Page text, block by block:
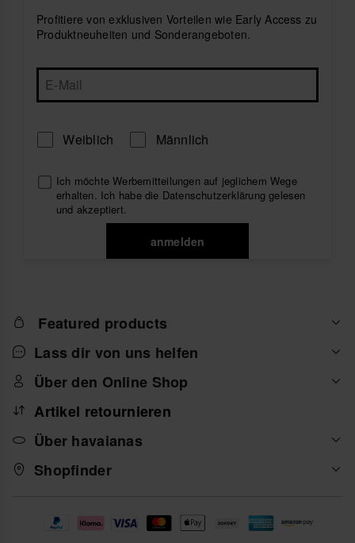
Havaianas-Spirit.
Erkunde die Boardshorts für Herren von Havaianas
Komfort.
Profitiere von exklusiven Vorteilen wie Early Access zu
Produktneuheiten und Sonderangeboten.
Weiblich Männlich
Ich möchte Werbemitteilungen auf jeglichem Wege
erhalten. Ich habe die Datenschutzerklärung gelesen
und akzeptiert.
anmelden
Featured products
Lass dir von uns helfen
Über den Online Shop
Artikel retournieren
Über havaianas
Shopfinder